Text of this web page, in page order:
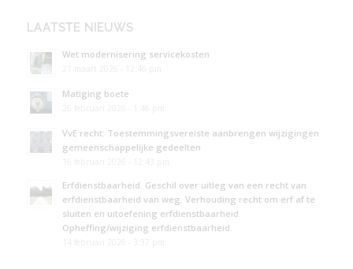
LAATSTE NIEUWS
Wet modernisering servicekosten
Matiging boete
VvE recht: Toestemmingsvereiste aanbrengen wijzigingen
gemeenschappelijke gedeelten
Erfdienstbaarheid. Geschil over uitleg van een recht van
erfdienstbaarheid van weg. Verhouding recht om erf af te
sluiten en uitoefening erfdienstbaarheid.
Opheffing/wijziging erfdienstbaarheid.